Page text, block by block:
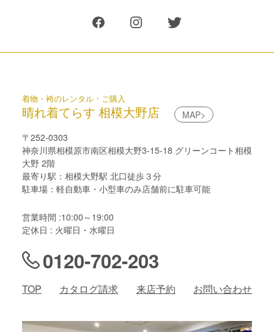
着物・袴のレンタル・ご購入
晴れ着てらす 相模大野店
MAP>
〒252-0303
神奈川県相模原市南区相模大野3-15-18 グリーンコート相模
大野 2階
最寄り駅：相模大野駅 北口徒歩３分
駐車場：軽自動車・小型車のみ店舗前に駐車可能
営業時間 :10:00～19:00
定休日 : 火曜日・水曜日
0120-702-203
TOP カタログ請求 来店予約 お問い合わせ